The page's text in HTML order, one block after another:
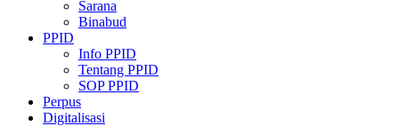
Sarana
Binabud
PPID
Info PPID
Tentang PPID
SOP PPID
Perpus
Digitalisasi